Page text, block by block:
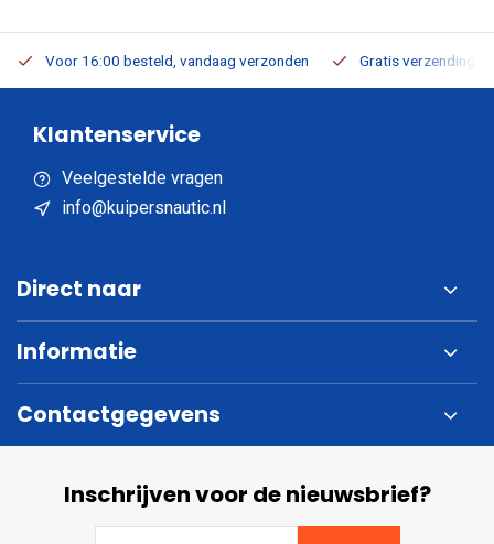
Voor 16:00 besteld, vandaag verzonden Gratis verzending
Klantenservice
Veelgestelde vragen
info@kuipersnautic.nl
Direct naar
Informatie
Contactgegevens
Inschrijven voor de nieuwsbrief?